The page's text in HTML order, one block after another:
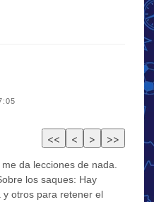
da lecciones de nada.
los saques: Hay
otros para retener el